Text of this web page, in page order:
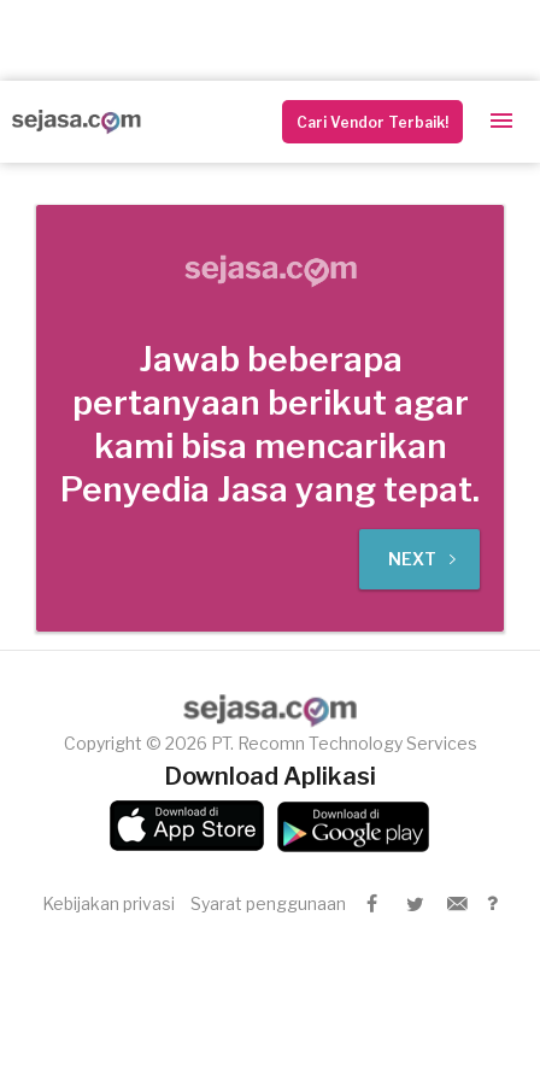
Cari Vendor Terbaik!
Jawab beberapa
pertanyaan berikut agar
kami bisa mencarikan
Penyedia Jasa yang tepat.
NEXT
Copyright © 2026 PT. Recomn Technology Services
Download Aplikasi
Kebijakan privasi Syarat penggunaan